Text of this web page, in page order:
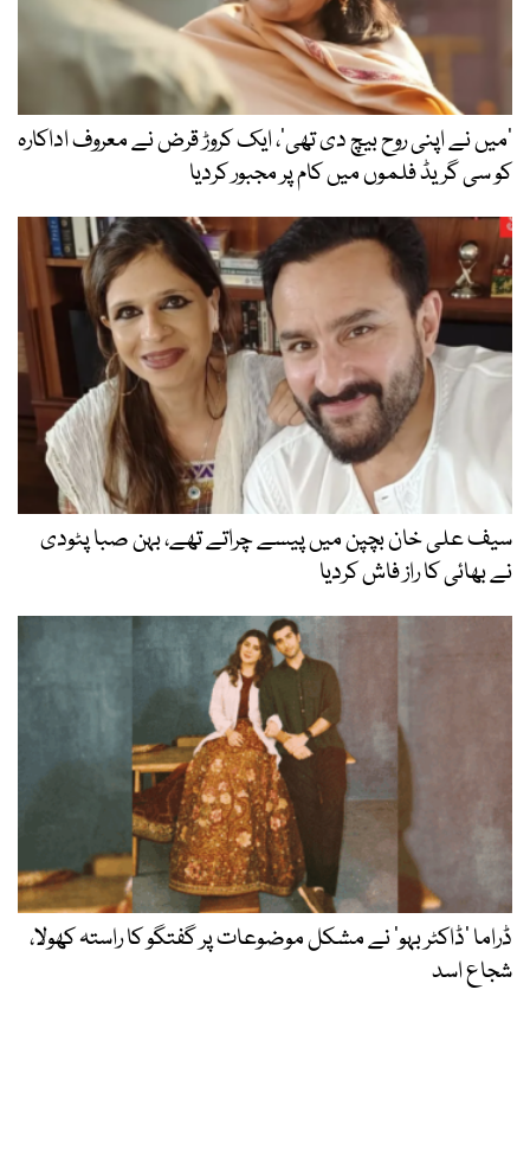
’میں نے اپنی روح بیچ دی تھی‘، ایک کروڑ قرض نے معروف اداکارہ
کو سی گریڈ فلموں میں کام پر مجبور کردیا
سیف علی خان بچپن میں پیسے چراتے تھے، بہن صبا پٹودی
نے بھائی کا راز فاش کردیا
ڈراما ’ڈاکٹر بہو‘ نے مشکل موضوعات پر گفتگو کا راستہ کھولا،
شجاع اسد